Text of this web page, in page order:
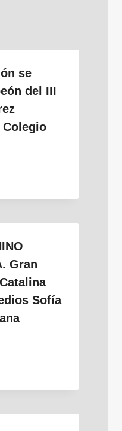
se
del III
Colegio
Gran
Sofía